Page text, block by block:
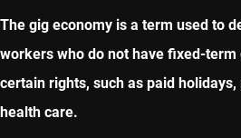
The gig economy is a term used to
workers who do not have fixed-
certain rights, such as paid
health care.